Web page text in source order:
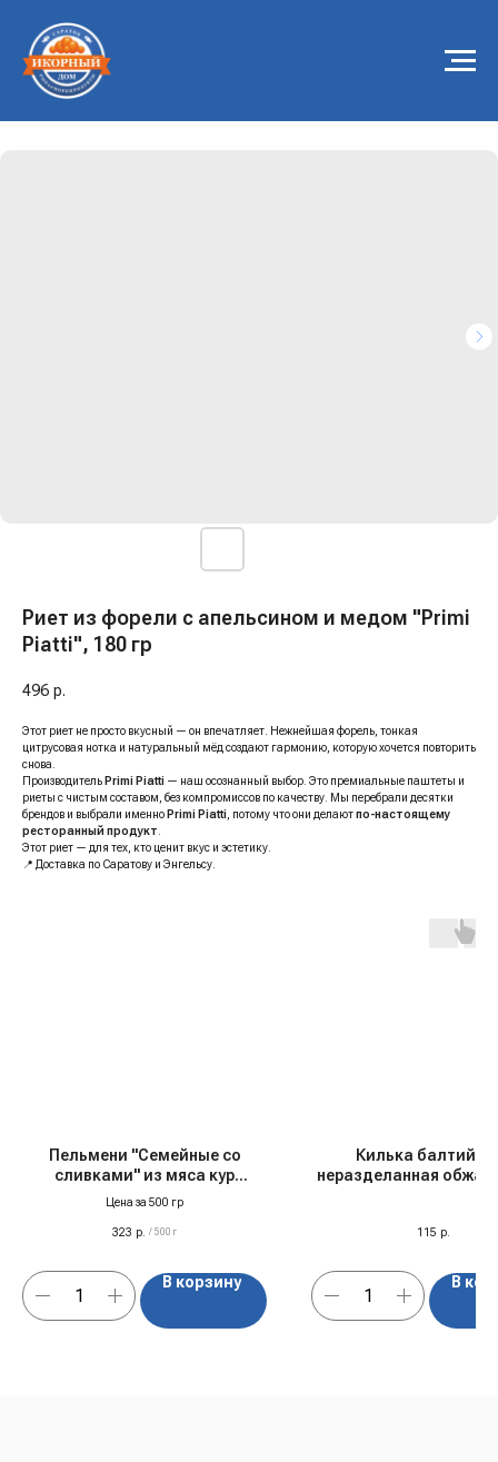
Риет из форели с апельсином и медом "Primi
Piatti", 180 гр
496 р.
Этот риет не просто вкусный — он впечатляет. Нежнейшая форель, тонкая
цитрусовая нотка и натуральный мёд создают гармонию, которую хочется повторить
снова.
Производитель Primi Piatti — наш осознанный выбор. Это премиальные паштеты и
риеты с чистым составом, без компромиссов по качеству. Мы перебрали десятки
брендов и выбрали именно Primi Piatti , потому что они делаютпо-настоящему
ресторанный продукт
Этот риет — для тех, кто ценит вкус и эстетику.
📍 Доставка по Саратову и Энгельсу.
Пельмени "Семейные со
сливками" из мяса кур
"Фабрика качества", с/м
Цена за 500 гр
323 р. / 500 г
В корзину
Килька
неразделанная
115 р.
В